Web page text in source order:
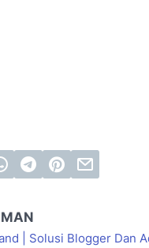
| Solusi Blogger Dan